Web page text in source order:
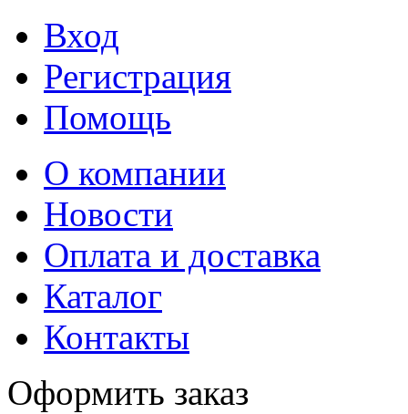
Вход
Регистрация
Помощь
О компании
Новости
Оплата и доставка
Каталог
Контакты
Оформить заказ